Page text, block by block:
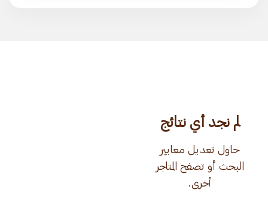
لم نجد أي نتائج
حاول تعديل معايير
البحث أو تصفح المتاجر
أخرى.